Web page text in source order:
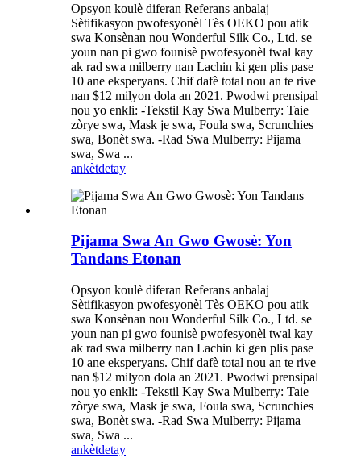
Opsyon koulè diferan Referans anbalaj
Sètifikasyon pwofesyonèl Tès OEKO pou atik
swa Konsènan nou Wonderful Silk Co., Ltd. se
youn nan pi gwo founisè pwofesyonèl twal kay
ak rad swa milberry nan Lachin ki gen plis pase
10 ane eksperyans. Chif dafè total nou an te rive
nan $12 milyon dola an 2021. Pwodwi prensipal
nou yo enkli: -Tekstil Kay Swa Mulberry: Taie
zòrye swa, Mask je swa, Foula swa, Scrunchies
swa, Bonèt swa. -Rad Swa Mulberry: Pijama
swa, Swa ...
ankètdetay
Pijama Swa An Gwo Gwosè: Yon
Tandans Etonan
Opsyon koulè diferan Referans anbalaj
Sètifikasyon pwofesyonèl Tès OEKO pou atik
swa Konsènan nou Wonderful Silk Co., Ltd. se
youn nan pi gwo founisè pwofesyonèl twal kay
ak rad swa milberry nan Lachin ki gen plis pase
10 ane eksperyans. Chif dafè total nou an te rive
nan $12 milyon dola an 2021. Pwodwi prensipal
nou yo enkli: -Tekstil Kay Swa Mulberry: Taie
zòrye swa, Mask je swa, Foula swa, Scrunchies
swa, Bonèt swa. -Rad Swa Mulberry: Pijama
swa, Swa ...
ankètdetay